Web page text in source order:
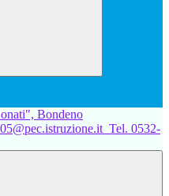
Tel. 0532-